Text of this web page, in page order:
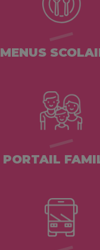
MENUS
PORTAIL